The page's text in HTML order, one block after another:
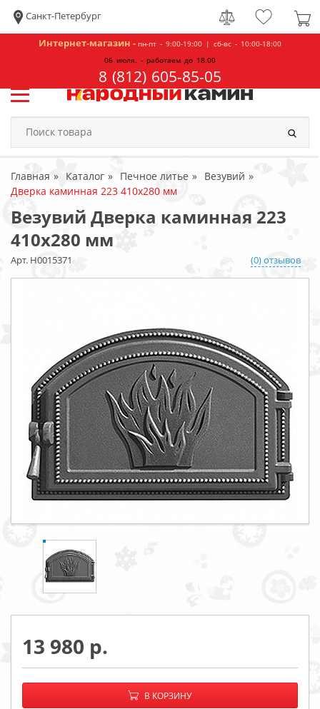
Санкт-Петербург
Интернет-магазин - пн-пт - 9:00-19:00 | сб-вс - 10:00-18:00
06 июля. - работаем до 18.00
8 (812) 605-85-05
Главная Каталог Печное литье
Везувий
Дверка каминная 223 410x280 мм
Везувий Дверка каминная 223
410x280 мм
Арт. Н0015371 (0) отзывов
13 980
−
В КОРЗИНУ